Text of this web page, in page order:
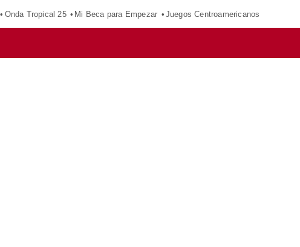
Onda Tropical 25 Mi Beca para Empezar Juegos Centroamericanos